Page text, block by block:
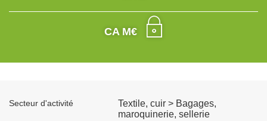
CA M€
Secteur d'activité
Textile, cuir > Bagages,
maroquinerie, sellerie